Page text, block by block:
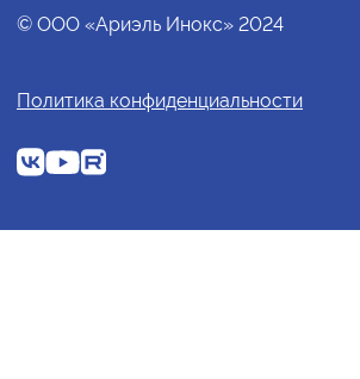
© ООО «Ариэль Инокс» 2024
Политика конфиденциальности